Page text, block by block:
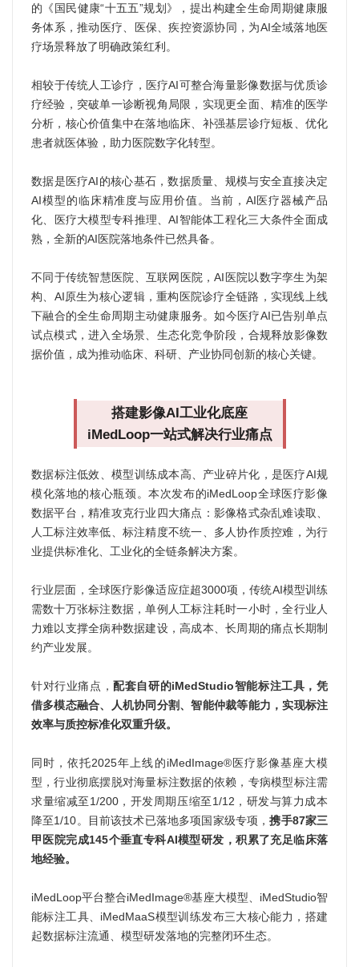
的《国民健康“十五五”规划》，提出构建全生命周期健康服
务体系，推动医疗、医保、疾控资源协同，为AI全域落地医
疗场景释放了明确政策红利。
相较于传统人工诊疗，医疗AI可整合海量影像数据与优质诊
疗经验，突破单一诊断视角局限，实现更全面、精准的医学
分析，核心价值集中在落地临床、补强基层诊疗短板、优化
患者就医体验，助力医院数字化转型。
数据是医疗AI的核心基石，数据质量、规模与安全直接决定
AI模型的临床精准度与应用价值。当前，AI医疗器械产品
化、医疗大模型专科推理、AI智能体工程化三大条件全面成
熟，全新的AI医院落地条件已然具备。
不同于传统智慧医院、互联网医院，AI医院以数字孪生为架
构、AI原生为核心逻辑，重构医院诊疗全链路，实现线上线
下融合的全生命周期主动健康服务。如今医疗AI已告别单点
试点模式，进入全场景、生态化竞争阶段，合规释放影像数
据价值，成为推动临床、科研、产业协同创新的核心关键。
搭建影像AI工业化底座
iMedLoop一站式解决行业痛点
数据标注低效、模型训练成本高、产业碎片化，是医疗AI规
模化落地的核心瓶颈。本次发布的iMedLoop全球医疗影像
数据平台，精准攻克行业四大痛点：影像格式杂乱难读取、
人工标注效率低、标注精度不统一、多人协作质控难，为行
业提供标准化、工业化的全链条解决方案。
行业层面，全球医疗影像适应症超3000项，传统AI模型训练
需数十万张标注数据，单例人工标注耗时一小时，全行业人
力难以支撑全病种数据建设，高成本、长周期的痛点长期制
约产业发展。
针对行业痛点，配套自研的iMedStudio智能标注工具，凭
借多模态融合、人机协同分割、智能仲裁等能力，实现标注
效率与质控标准化双重升级。
同时，依托2025年上线的iMedImage®医疗影像基座大模
型，行业彻底摆脱对海量标注数据的依赖，专病模型标注需
求量缩减至1/200，开发周期压缩至1/12，研发与算力成本
降至1/10。目前该技术已落地多项国家级专项，携手87家三
甲医院完成145个垂直专科AI模型研发，积累了充足临床落
地经验。
iMedLoop平台整合iMedImage®基座大模型、iMedStudio智
能标注工具、iMedMaaS模型训练发布三大核心能力，搭建
起数据标注流通、模型研发落地的完整闭环生态。